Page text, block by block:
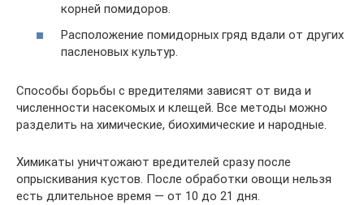
корней помидоров.
Расположение помидорных гряд вдали от других
пасленовых культур.
Способы борьбы с вредителями зависят от вида и
численности насекомых и клещей. Все методы можно
разделить на химические, биохимические и народные.
Химикаты уничтожают вредителей сразу после
опрыскивания кустов. После обработки овощи нельзя
есть длительное время — от 10 до 21 дня.